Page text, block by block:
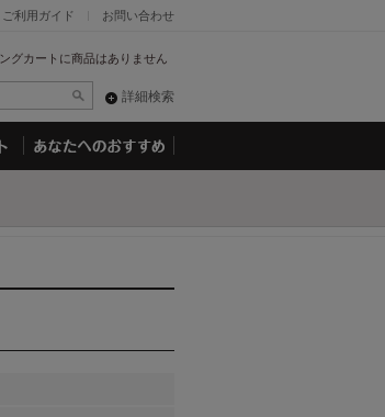
お問い合わせ
ご利用ガイド
グカートに商品はありません
詳細検索